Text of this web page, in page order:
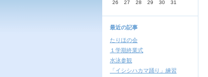
26
27 28 29 30 31
最近の記事
たりほの会
１学期終業式
水泳参観
「イシシハカマ踊り」練習